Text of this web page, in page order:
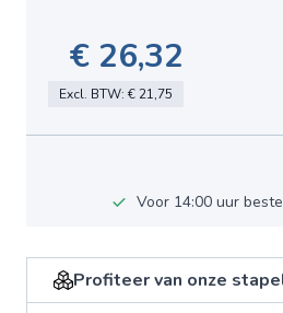
€ 26,32
Excl. BTW: € 21,75
Voor 14:00 uur
Profiteer van onze